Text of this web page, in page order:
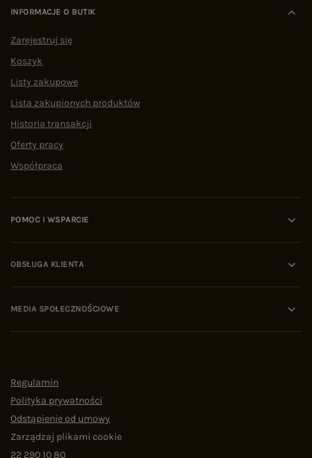
INFORMACJE O BUTIK
Zarejestruj się
Koszyk
Listy zakupowe
Lista zakupionych produktów
Historia transakcji
Oferty pracy
Współpraca
POMOC I WSPARCIE
OBSŁUGA KLIENTA
MEDIA SPOŁECZNOŚCIOWE
Regulamin
Polityka prywatności
Odstąpienie od umowy
Zarządzaj plikami cookie
22 290 10 80